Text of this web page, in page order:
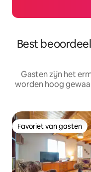
Best
Gasten zijn het
worden hoog
Favoriet van gasten
Favoriet van gasten